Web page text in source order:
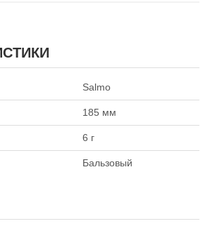
Salmo
185 мм
6 г
Бальзовый